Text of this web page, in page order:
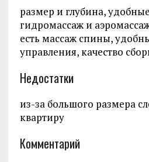
размер и глубина,
гидромассаж и
есть массаж спины,
управления, качество
Недостатки
из-за большого размера
квартиру
Комментарий